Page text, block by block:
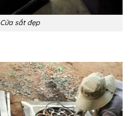
Cửa sắt đẹp